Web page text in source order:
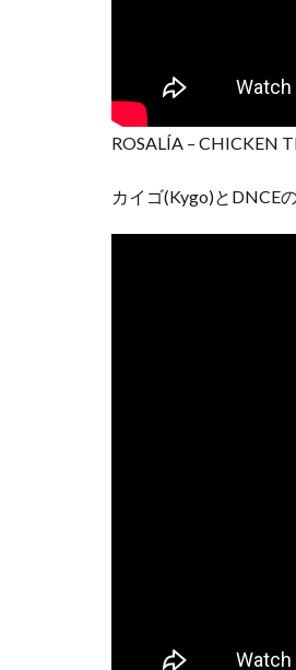
ROSALÍA – CHICKEN
カイゴ(Kygo)とDNCE